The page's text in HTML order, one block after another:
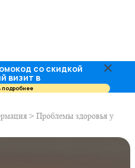
> Проблемы здоровья у
со скидкой
визит в
подробнее